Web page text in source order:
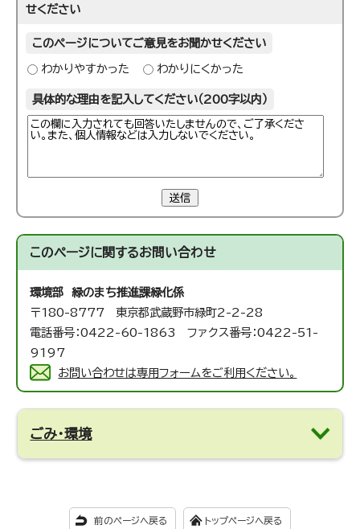
せください
このページについてご意見をお聞かせください
わかりやすかった わかりにくかった
具体的な理由を記入してください（200字以内）
送信
このページに関するお問い合わせ
環境部 緑のまち推進課緑化係
〒180-8777 東京都武蔵野市緑町2-2-28
電話番号：0422-60-1863 ファクス番号：0422-51-
9197
お問い合わせは専用フォームをご利用ください。
ごみ・環境
前のページへ戻る トップページへ戻る